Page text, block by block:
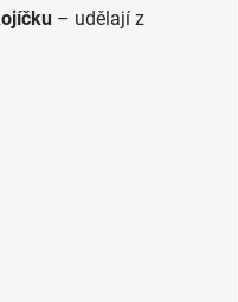
– udělají z